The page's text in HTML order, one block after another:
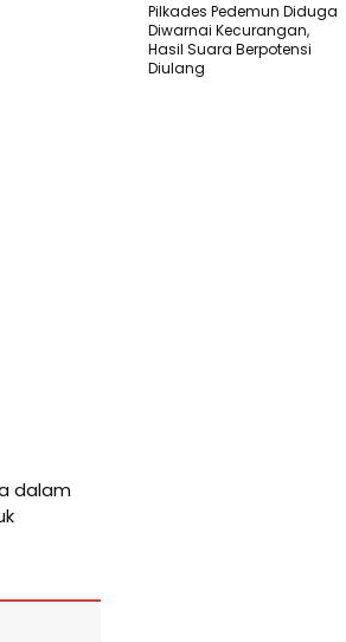
dalam
Pilkades Pedemun Diduga
Diwarnai Kecurangan,
Hasil Suara Berpotensi
Diulang